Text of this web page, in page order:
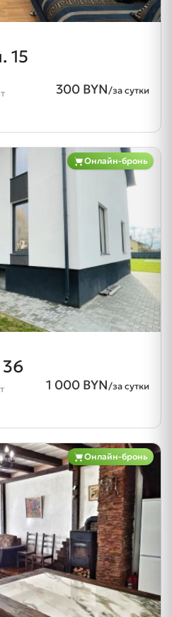
15
300 BYN/за сутки
Онлайн-бронь
1 000 BYN/за сутки
Онлайн-бронь